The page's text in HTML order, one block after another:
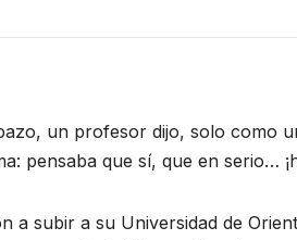
un profesor dijo, solo como
pensaba que sí, que en serio…
a subir a su Universidad de